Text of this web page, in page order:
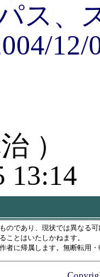
ス、
12/
）
13:14
のであり、現状では異なる
ことはいたしかねます。
者に帰属します。無断転用